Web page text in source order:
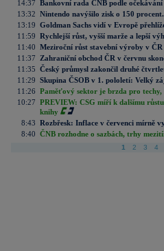
14:37 Bankovní rada ČNB podle
13:32 Nintendo navýšilo zisk o 150
13:19 Goldman Sachs vidí v Evropě
11:59 Rychlejší růst, vyšší marže a lepší
11:40 Meziroční růst stavební výroby v
11:37
Zahraniční obchod ČR v červnu
11:35 Český průmysl zakončil druhé
11:29 Skupina ČSOB v 1. pololetí: Velký
11:26 Paměťový sektor je brzda pro techy,
10:27 PREVIEW: CSG míří k dalšímu
knihy
8:43 Rozbřesk: Inflace v červenci mírně
8:40 ČNB rozhodne o sazbách, trhy
1 2 3 4